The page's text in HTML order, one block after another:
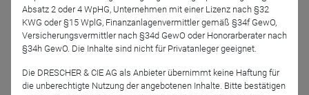
Webinare
21.08.26
11:00
Absatz 2 oder 4 WpHG, Unternehmen mit einer Lizenz nach §32
KWG oder §15 WplG, Finanzanlagenvermittler gemäß §34f GewO,
Versicherungsvermittler nach §34d GewO oder Honorarberater nach
§34h GewO. Die Inhalte sind nicht für Privatanleger geeignet.
Die DRESCHER & CIE AG als Anbieter übernimmt keine Haftung für
die unberechtigte Nutzung der angebotenen Inhalte. Bitte bestätigen